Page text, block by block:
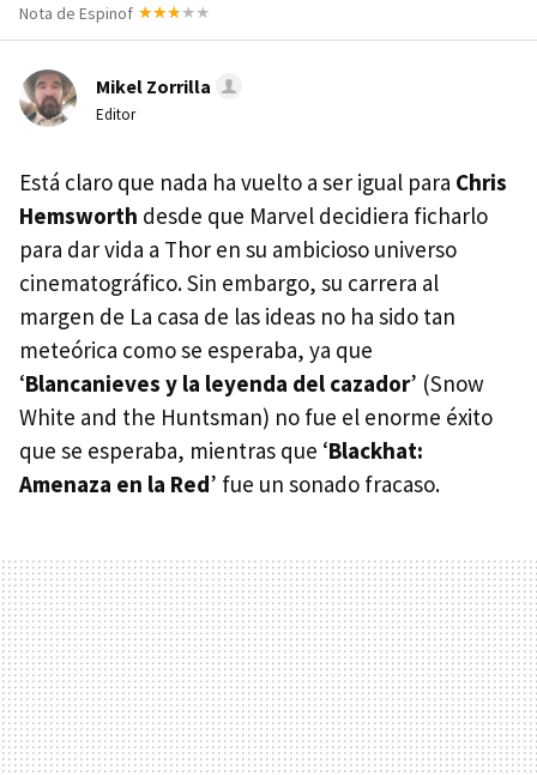
Nota de Espinof
Mikel Zorrilla
Editor
Está claro que nada ha vuelto a ser igual para Chris
Hemsworth desde que Marvel decidiera ficharlo
para dar vida a Thor en su ambicioso universo
cinematográfico. Sin embargo, su carrera al
margen de La casa de las ideas no ha sido tan
meteórica como se esperaba, ya que
‘Blancanieves y la leyenda del cazador’ (Snow
White and the Huntsman) no fue el enorme éxito
que se esperaba, mientras que ‘Blackhat:
Amenaza en la Red’ fue un sonado fracaso.